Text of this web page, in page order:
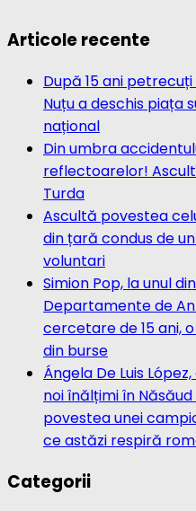
Articole recente
După 15 ani
Nuțu a deschis piața
național
Din umbra
reflectoarelor!
Turda
Ascultă povestea
din țară condus de
voluntari
Simion Pop, la unul
Departamente de
cercetare de 15 ani,
din burse
Ángela De Luis
noi înălțimi în
povestea unei
ce astăzi respiră
Categorii